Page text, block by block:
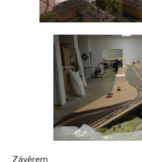
Závěrem